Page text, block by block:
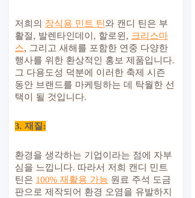
저희의 장식용 민트 틴와 캔디 틴은 부
활절, 발렌타인데이, 할로윈, 크리스마
스, 그리고 새해를 포함한 연중 다양한
행사를 위한 환상적인 홍보 제품입니다.
그 다용도성 덕분에 이러한 축제 시즌
동안 브랜드를 마케팅하는 데 탁월한 선
택이 될 것입니다.
3. 재질:
환경을 생각하는 기업이라는 점에 자부
심을 느낍니다. 따라서 저희 캔디 민트
틴은 100% 재활용 가능 원료 주석 도금
판으로 제작되어 환경 오염을 유발하지